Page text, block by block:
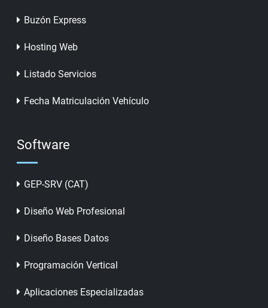
Buzón Express
Hosting Web
Listado Servicios
Fecha Matriculación Vehículo
Software
GEP-SRV (CAT)
Diseño Web Profesional
Diseño Bases Datos
Programación Vertical
Aplicaciones Especializadas